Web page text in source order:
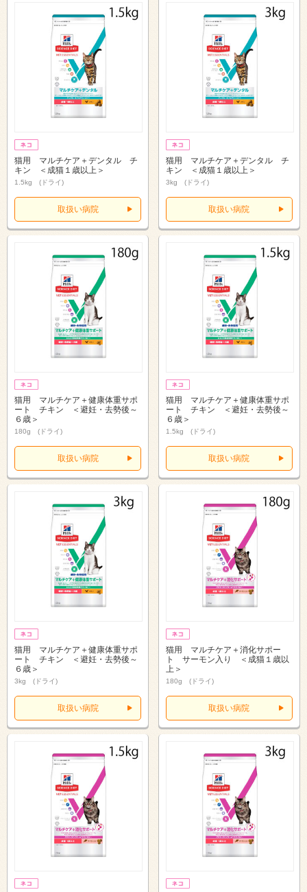
猫用 マルチケア＋デンタル チ
キン ＜成猫１歳以上＞
1.5kg (ドライ)
取扱い病院
猫用 マルチケア＋デンタル チ
キン ＜成猫１歳以上＞
3kg (ドライ)
取扱い病院
猫用 マルチケア＋健康体重サポ
ート チキン ＜避妊・去勢後～
６歳＞
180g (ドライ)
取扱い病院
猫用 マルチケア＋健康体重サポ
ート チキン ＜避妊・去勢後～
６歳＞
1.5kg (ドライ)
取扱い病院
猫用 マルチケア＋健康体重サポ
ート チキン ＜避妊・去勢後～
６歳＞
3kg (ドライ)
取扱い病院
猫用 マルチケア＋消化サポー
ト サーモン入り ＜成猫１歳以
上＞
180g (ドライ)
取扱い病院